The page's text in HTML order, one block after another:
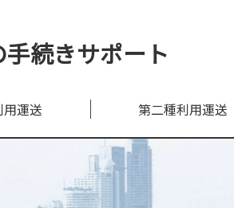
続きサポート
運送 第二種利用運送